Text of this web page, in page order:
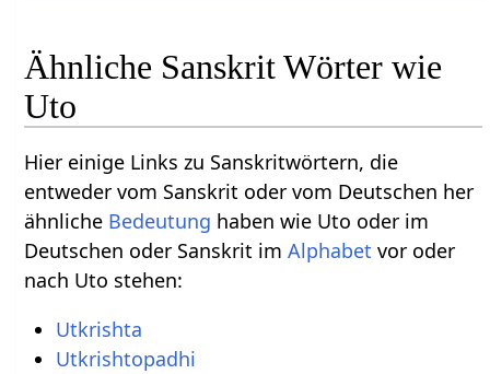
Ähnliche Sanskrit Wörter wie
Uto
Hier einige Links zu Sanskritwörtern, die
entweder vom Sanskrit oder vom Deutschen her
ähnliche Bedeutung haben wie Uto oder im
Deutschen oder Sanskrit imAlphabet vor oder
nach Uto stehen:
Utkrishta
Utkrishtopadhi